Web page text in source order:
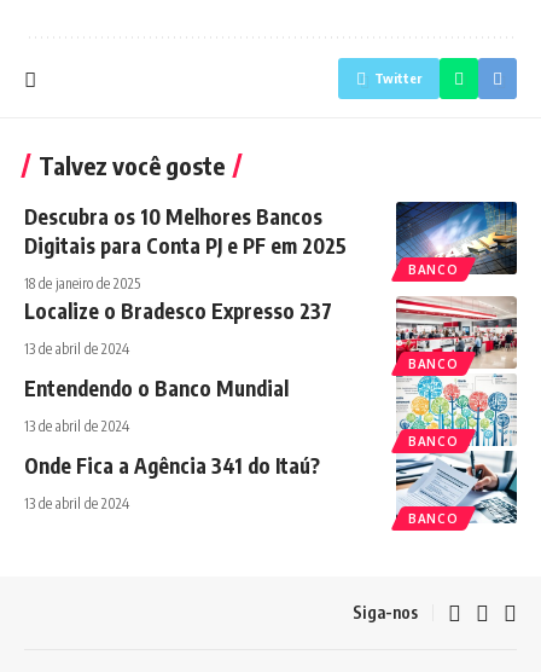
Twitter
Talvez você goste
BANCO
Descubra os 10 Melhores Bancos
Digitais para Conta PJ e PF em 2025
18 de janeiro de 2025
BANCO
Localize o Bradesco Expresso 237
13 de abril de 2024
BANCO
Entendendo o Banco Mundial
13 de abril de 2024
BANCO
Onde Fica a Agência 341 do Itaú?
13 de abril de 2024
Siga-nos